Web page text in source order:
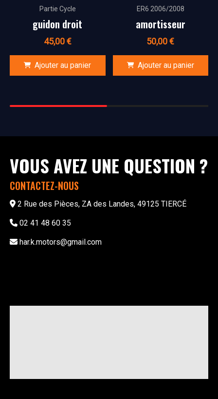
Partie Cycle
guidon droit
45,00€
Ajouter au panier
ER6 2006/2008
amortisseur
50,00€
Ajouter au panier
VOUS AVEZ UNE QUESTION ?
CONTACTEZ-NOUS
2 Rue des Pièces, ZA des Landes, 49125 TIERCÉ
02 41 48 60 35
har.k.motors@gmail.com